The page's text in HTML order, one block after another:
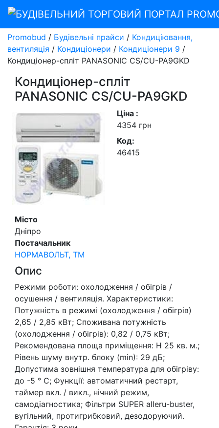
Promobud / Будівельні прайси / Кондиціювання,
вентиляція / Кондиціонери / Кондиціонери 9 /
Кондиціонер-спліт PANASONIC CS/CU-РА9GKD
Кондиціонер-спліт
PANASONIC CS/CU-РА9GKD
Ціна :
4354 грн
Код:
46415
Місто
Дніпро
Постачальник
НОРМАВОЛЬТ, ТМ
Опис
Режими роботи: охолодження / обігрів /
осушення / вентиляція. Характеристики:
Потужність в режимі (охолодження / обігрів)
2,65 / 2,85 кВт; Споживана потужність
(охолодження / обігрів): 0,82 / 0,75 кВт;
Рекомендована площа приміщення: H 25 кв. м.;
Рівень шуму внутр. блоку (min): 29 дБ;
Допустима зовнішня температура для обігріву:
до -5 ° C; Функції: автоматичний рестарт,
таймер вкл. / викл., нічний режим,
самодіагностика; Фільтри SUPER alleru-buster,
вугільний, протигрибковий, дезодоруючий.